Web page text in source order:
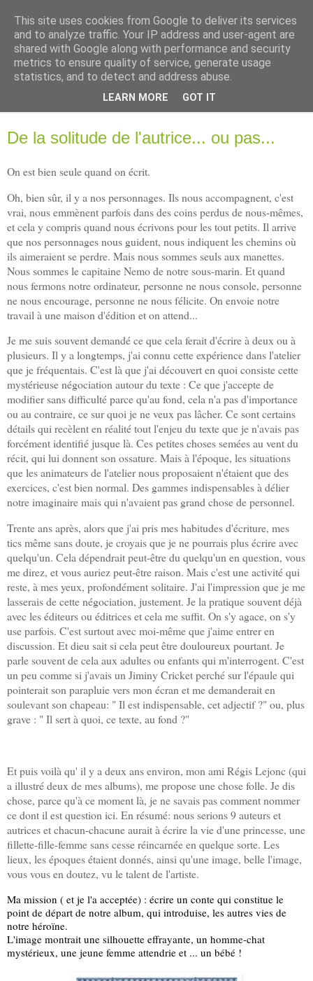
Ghislaine Roman
Autrice pour futurs et jeunes lecteurs
De la solitude de l'autrice... ou pas...
On est bien seule quand on écrit.
Oh, bien sûr, il y a nos personnages. Ils nous accompagnent, c'est
vrai, nous emmènent parfois dans des coins perdus de nous-mêmes,
et cela y compris quand nous écrivons pour les tout petits. Il arrive
que nos personnages nous guident, nous indiquent les chemins où
ils aimeraient se perdre. Mais nous sommes seuls aux manettes.
Nous sommes le capitaine Nemo de notre sous-marin. Et quand
nous fermons notre ordinateur, personne ne nous console, personne
ne nous encourage, personne ne nous félicite. On envoie notre
travail à une maison d'édition et on attend...
Je me suis souvent demandé ce que cela ferait d'écrire à deux ou à
plusieurs. Il y a longtemps, j'ai connu cette expérience dans l'atelier
que je fréquentais. C'est là que j'ai découvert en quoi consiste cette
mystérieuse négociation autour du texte : Ce que j'accepte de
modifier sans difficulté parce qu'au fond, cela n'a pas d'importance
ou au contraire, ce sur quoi je ne veux pas lâcher. Ce sont certains
détails qui recèlent en réalité tout l'enjeu du texte que je n'avais pas
forcément identifié jusque là. Ces petites choses semées au vent du
récit, qui lui donnent son ossature. Mais à l'époque, les situations
que les animateurs de l'atelier nous proposaient n'étaient que des
exercices, c'est bien normal. Des gammes indispensables à délier
notre imaginaire mais qui n'avaient pas grand chose de personnel.
Trente ans après, alors que j'ai pris mes habitudes d'écriture, mes
tics même sans doute, je croyais que je ne pourrais plus écrire avec
quelqu'un. Cela dépendrait peut-être du quelqu'un en question, vous
me direz, et vous auriez peut-être raison. Mais c'est une activité qui
reste, à mes yeux, profondément solitaire. J'ai l'impression que je me
lasserais de cette négociation, justement. Je la pratique souvent déjà
avec les éditeurs ou éditrices et cela me suffit. On s'y agace, on s'y
use parfois. C'est surtout avec moi-même que j'aime entrer en
discussion. Et dieu sait si cela peut être douloureux pourtant. Je
parle souvent de cela aux adultes ou enfants qui m'interrogent. C'est
un peu comme si j'avais un Jiminy Cricket perché sur l'épaule qui
pointerait son parapluie vers mon écran et me demanderait en
soulevant son chapeau: " Il est indispensable, cet adjectif ?" ou, plus
grave : " Il sert à quoi, ce texte, au fond ?"
Et puis voilà qu' il y a deux ans environ, mon ami Régis Lejonc (qui
a illustré deux de mes albums), me propose une chose folle. Je dis
chose, parce qu'à ce moment là, je ne savais pas comment nommer
ce dont il est question ici. En résumé: nous serions 9 auteurs et
autrices et chacun-chacune aurait à écrire la vie d'une princesse, une
fillette-fille-femme sans cesse réincarnée en quelque sorte. Les
lieux, les époques étaient donnés, ainsi qu'une image, belle l'image,
vous vous en doutez, vu le talent de l'artiste.
Ma mission ( et je l'a acceptée) : écrire un conte qui constitue le
point de départ de notre album, qui introduise, les autres vies de
notre héroïne.
L'image montrait une silhouette effrayante, un homme-chat
mystérieux, une jeune femme attendrie et ... un bébé !
This site uses cookies from Google to deliver its services
and to analyze traffic. Your IP address and user-agent are
shared with Google along with performance and security
metrics to ensure quality of service, generate usage
statistics, and to detect and address abuse.
LEARN MORE GOT IT